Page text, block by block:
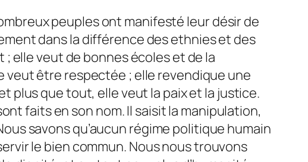
peuples ont manifesté leur désir de
dans la différence des ethnies et des
elle veut de bonnes écoles et de la
veut être respectée ; elle revendique une
plus que tout, elle veut la paix et la justice.
faits en son nom. Il saisit la manipulation,
savons qu’aucun régime politique humain
le bien commun. Nous nous trouvons